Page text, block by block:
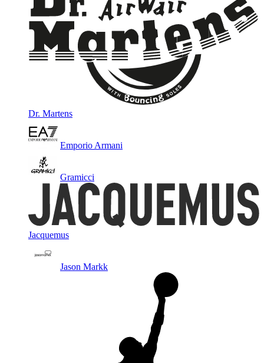
Dr. Martens
Emporio Armani
Gramicci
Jacquemus
Jason Markk